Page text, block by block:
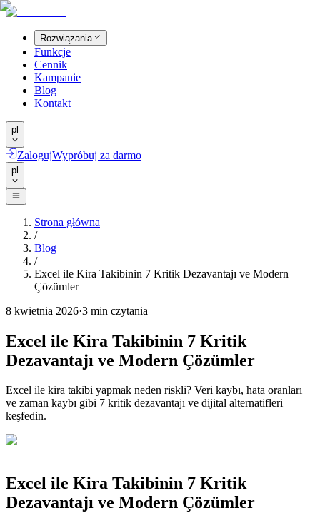
Rozwiązania
Funkcje
Cennik
Kampanie
Blog
Kontakt
pl
ZalogujWypróbuj za darmo
pl
Strona główna
/
Blog
/
Excel ile Kira Takibinin 7 Kritik Dezavantajı ve Modern
Çözümler
8 kwietnia 2026·3 min czytania
Excel ile Kira Takibinin 7 Kritik
Dezavantajı ve Modern Çözümler
Excel ile kira takibi yapmak neden riskli? Veri kaybı, hata oranları
ve zaman kaybı gibi 7 kritik dezavantajı ve dijital alternatifleri
keşfedin.
Excel ile Kira Takibinin 7 Kritik
Dezavantajı ve Modern Çözümler